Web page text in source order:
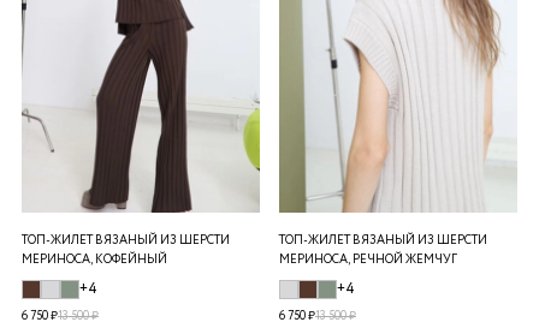
ТОП-ЖИЛЕТ ВЯЗАНЫЙ ИЗ ШЕРСТИ
МЕРИНОСА, КОФЕЙНЫЙ
+4
6 750 ₽13 500 ₽
ТОП-ЖИЛЕТ ВЯЗАНЫЙ ИЗ ШЕРСТИ
МЕРИНОСА, РЕЧНОЙ ЖЕМЧУГ
+4
6 750 ₽13 500 ₽